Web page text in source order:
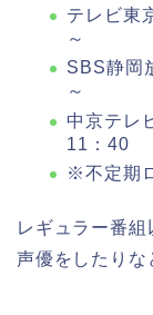
テレビ東
～
SBS静岡
～
中京テレ
11：40
※不定期
レギュラー番
声優をしたりな